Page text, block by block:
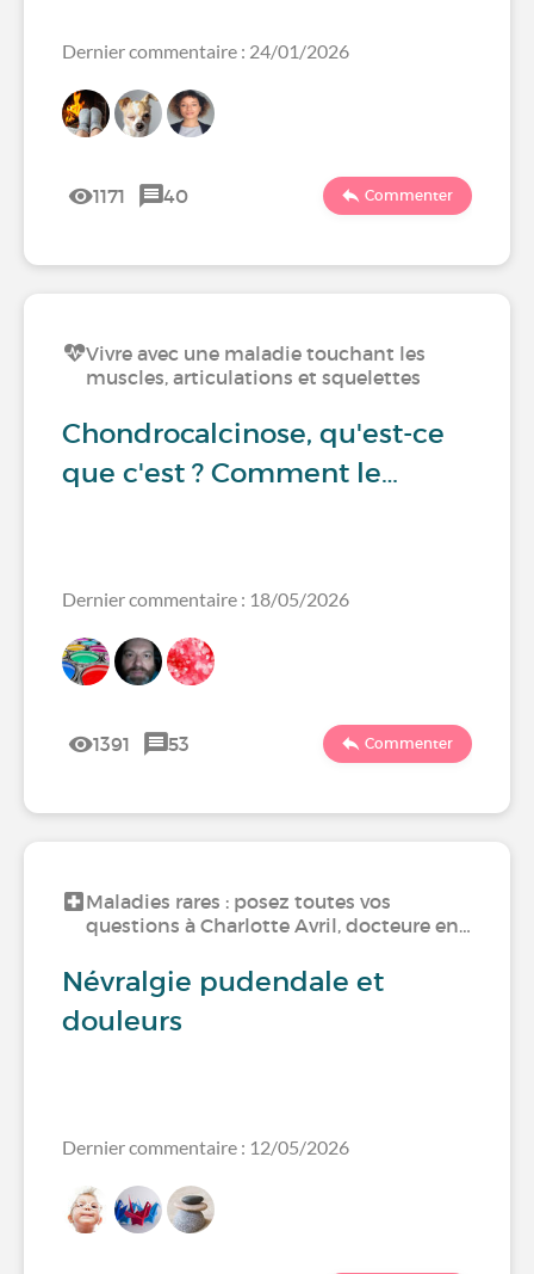
Dernier commentaire : 24/01/2026
1171 40 Commenter
Vivre avec une maladie touchant les
muscles, articulations et squelettes
Chondrocalcinose, qu'est-ce
que c'est ? Comment le…
Dernier commentaire : 18/05/2026
1391 53 Commenter
Maladies rares : posez toutes vos
questions à Charlotte Avril, docteure en…
Névralgie pudendale et
douleurs
Dernier commentaire : 12/05/2026